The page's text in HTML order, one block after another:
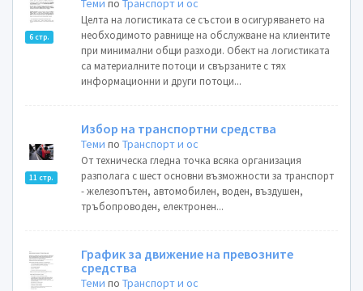
6 стр.
Теми поТранспорт и ос
Целта на логистиката се състои в осигуряването на
необходимото равнище на обслужване на клиентите
при минимални общи разходи. Обект на логистиката
са материалните потоци и свързаните с тях
информационни и други потоци...
11 стр.
Избор на транспортни средства
Теми поТранспорт и ос
От техническа гледна точка всяка организация
разполага с шест основни възможности за транспорт
- железопътен, автомобилен, воден, въздушен,
тръбопроводен, електронен...
График за движение на превозните
средства
Теми поТранспорт и ос